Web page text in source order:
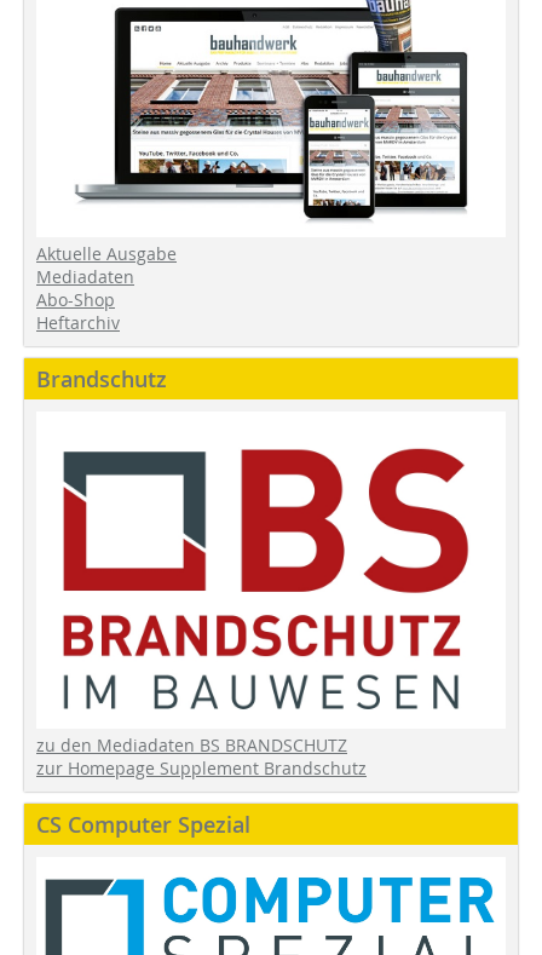
Aktuelle Ausgabe
Mediadaten
Abo-Shop
Heftarchiv
Brandschutz
zu den Mediadaten BS BRANDSCHUTZ
zur Homepage Supplement Brandschutz
CS Computer Spezial